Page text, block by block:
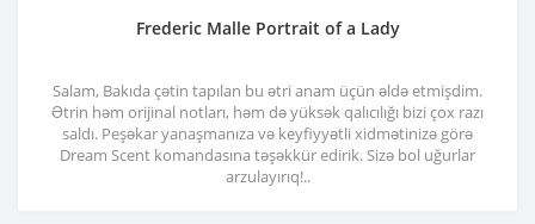
Frederic Malle Portrait of a Lady
Salam, Bakıda çətin tapılan bu ətri anam üçün əldə etmişdim.
Ətrin həm orijinal notları, həm də yüksək qalıcılığı bizi çox razı
saldı. Peşəkar yanaşmanıza və keyfiyyətli xidmətinizə görə
Dream Scent komandasına təşəkkür edirik. Sizə bol uğurlar
arzulayırıq!..